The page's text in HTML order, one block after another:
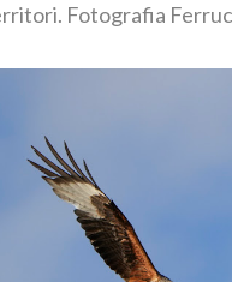
Fotografia